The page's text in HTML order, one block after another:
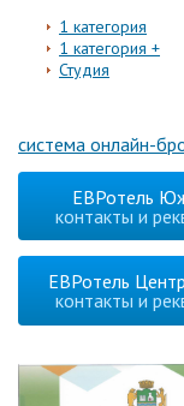
1 категория
1 категория +
Студия
система онлайн-
ЕВРотель
контакты и
ЕВРотель
контакты и